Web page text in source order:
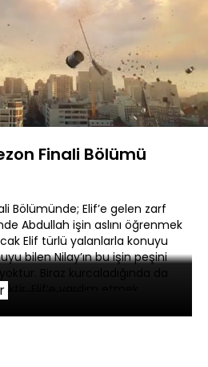
Oynatma
Hızı
Altyazılar
Finali Bölümü
Bölümünde; Elif’e gelen zarf
Abdullah işin aslını öğrenmek
Elif türlü yalanlarla konuyu
bilen Nilay’ın bu işin peşini
Biraz kurcaladığında da
Elif’e yardım etmek
vazgeçtiğine inanan Kıvılcım
da çocukları ve annesi için dik
ve Fatih ev bakmaya